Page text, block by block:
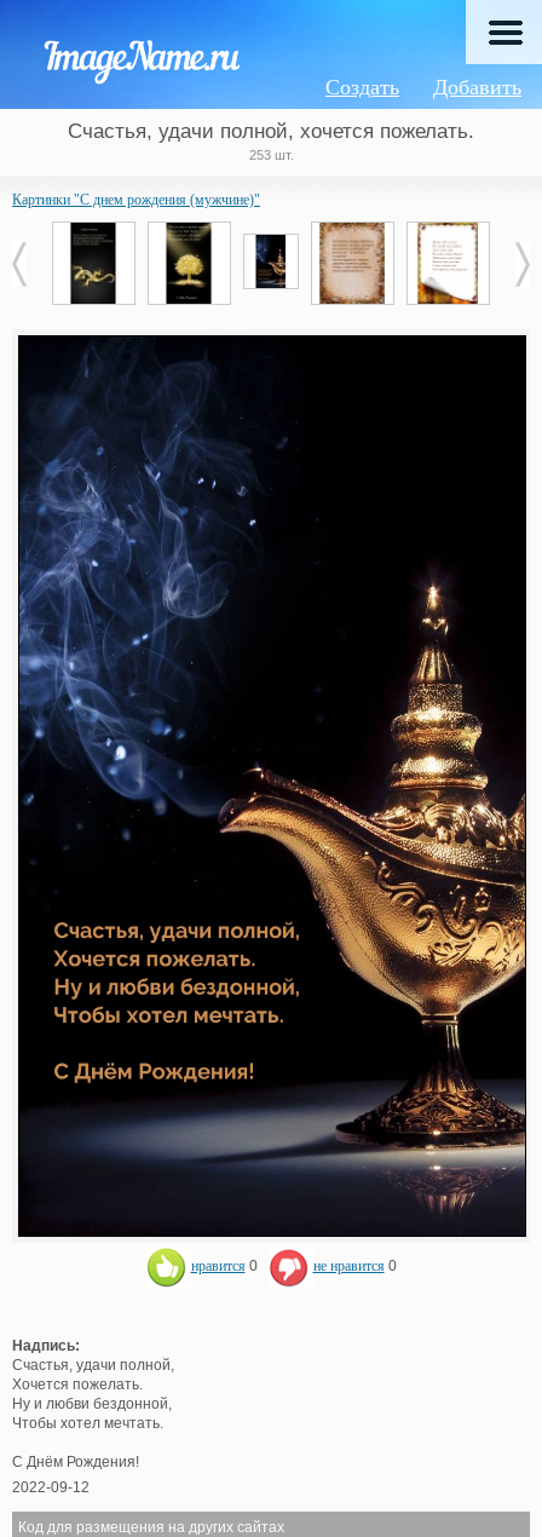
Добавить
Создать
Счастья, удачи полной, хочется пожелать.
253 шт.
Картинки "С днем рождения (мужчине)"
нравится 0 не нравится 0
Надпись:
Счастья, удачи полной,
Хочется пожелать.
Ну и любви бездонной,
Чтобы хотел мечтать.
С Днём Рождения!
2022-09-12
Код для размещения на других сайтах